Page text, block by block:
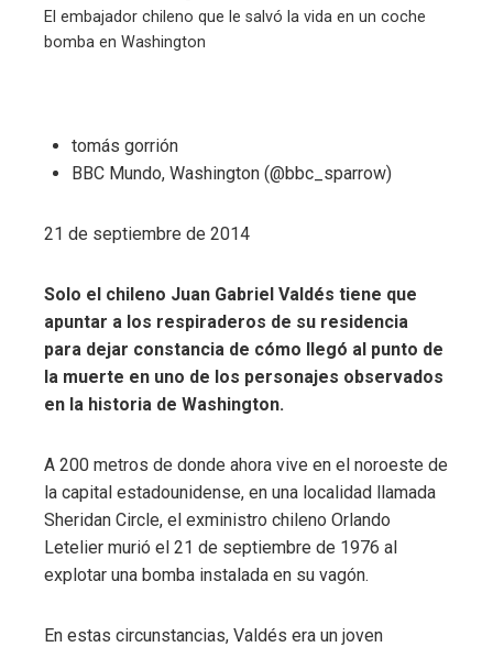
El embajador chileno que le salvó la vida en un coche
bomba en Washington
tomás gorrión
BBC Mundo, Washington (@bbc_sparrow)
21 de septiembre de 2014
Solo el chileno Juan Gabriel Valdés tiene que
apuntar a los respiraderos de su residencia
para dejar constancia de cómo llegó al punto de
la muerte en uno de los personajes observados
en la historia de Washington.
A 200 metros de donde ahora vive en el noroeste de
la capital estadounidense, en una localidad llamada
Sheridan Circle, el exministro chileno Orlando
Letelier murió el 21 de septiembre de 1976 al
explotar una bomba instalada en su vagón.
En estas circunstancias, Valdés era un joven